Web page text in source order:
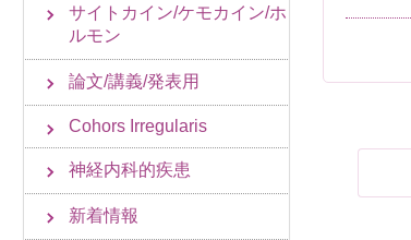
サイトカイン/ケモカイン/ホ
ルモン
論文/講義/発表用
Cohors Irregularis
神経内科的疾患
新着情報